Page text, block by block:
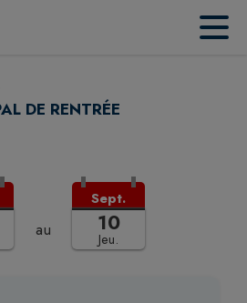
DE RENTRÉE
au
Sept.
10
Jeu.